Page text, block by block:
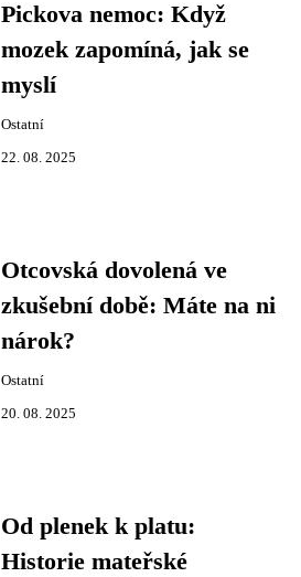
Pickova nemoc: Když
mozek zapomíná, jak se
myslí
Ostatní
22. 08. 2025
Otcovská dovolená ve
zkušební době: Máte na ni
nárok?
Ostatní
20. 08. 2025
Od plenek k platu:
Historie mateřské